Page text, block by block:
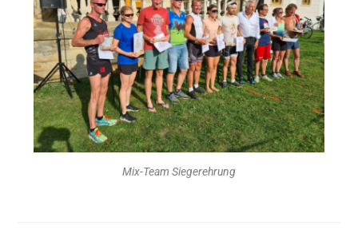
Mix-Team Siegerehrung